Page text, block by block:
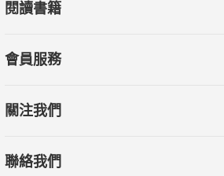
陳國棟｜中央研究院歷史語言研究所研究員
蔡偉傑｜國立中正大學歷史學系助理教授
閱讀書籍
會員服務
關注我們
聯絡我們